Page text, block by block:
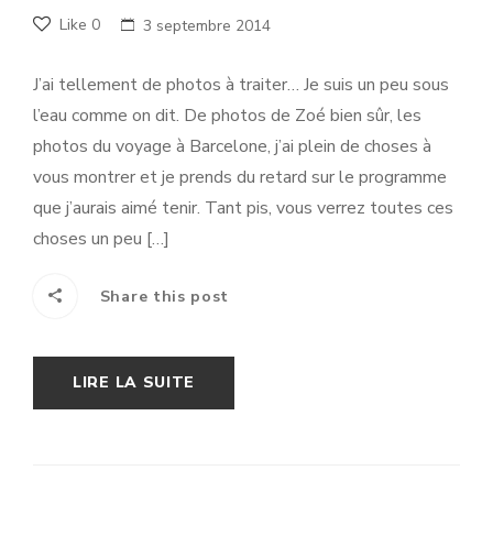
Like 0 3 septembre 2014
J’ai tellement de photos à traiter… Je suis un peu sous
l’eau comme on dit. De photos de Zoé bien sûr, les
photos du voyage à Barcelone, j’ai plein de choses à
vous montrer et je prends du retard sur le programme
que j’aurais aimé tenir. Tant pis, vous verrez toutes ces
choses un peu […]
LIRE LA SUITE
Share this post